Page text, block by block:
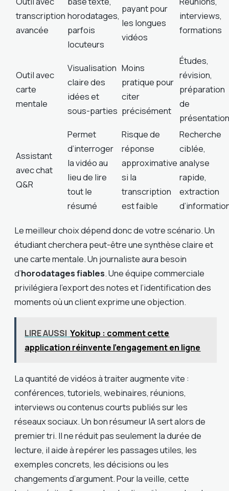
transcription
avancée
horodatages,
parfois
locuteurs
payant pour
les longues
vidéos
interviews,
formations
Outil avec
carte
mentale
Visualisation
claire des
idées et
sous-parties
Moins
pratique pour
citer
précisément
Études,
révision,
préparation
de
présentation
Assistant
avec chat
Q&R
Permet
d’interroger
la vidéo au
lieu de lire
tout le
résumé
Risque de
réponse
approximative
si la
transcription
est faible
Recherche
ciblée,
analyse
rapide,
extraction
Le meilleur choix dépend donc de votre scénario. Un
étudiant cherchera peut-être une synthèse claire et
une carte mentale. Un journaliste aura besoin
d’horodatages fiables. Une équipe commerciale
privilégiera l’export des notes et l’identification des
moments où un client exprime une objection.
LIRE AUSSI Yokitup : comment cette
application réinvente l’engagement en ligne
La quantité de vidéos à traiter augmente vite :
conférences, tutoriels, webinaires, réunions,
interviews ou contenus courts publiés sur les
réseaux sociaux. Un bon résumeur IA sert alors de
premier tri. Il ne réduit pas seulement la durée de
lecture, il aide à repérer les passages utiles, les
exemples concrets, les décisions ou les
changements d’argument. Pour la veille, cette